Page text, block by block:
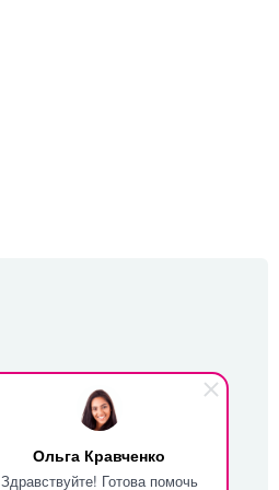
Ольга Кравченко
Здравствуйте! Готова помочь